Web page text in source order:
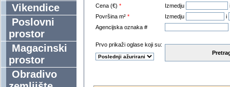
Vikendice
Poslovni
prostor
Magacinski
prostor
Obradivo
Cena (€) * Izmedju
Površina m² * Izmedju
i
Agencijska oznaka #
Prvo prikaži oglase koji su: